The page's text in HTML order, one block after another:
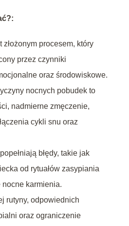
złożonym procesem, który
przez czynniki
oraz środowiskowe.
nocnych pobudek to
nadmierne zmęczenie,
cykli snu oraz
błędy, takie jak
od rytuałów zasypiania
nocne karmienia.
rutyny, odpowiednich
oraz ograniczenie